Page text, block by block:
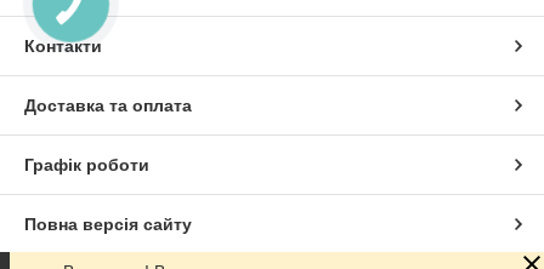
Контакти
Доставка та оплата
Графік роботи
Повна версія сайту